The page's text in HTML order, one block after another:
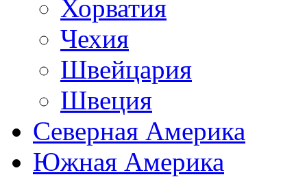
Хорватия
Чехия
Швейцария
Швеция
Северная Америка
Южная Америка